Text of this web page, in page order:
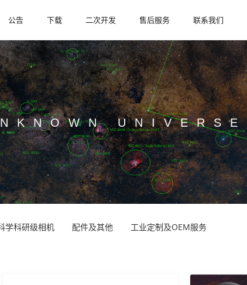
公告 下载 二次开发 售后服务 联系我们
UNIVERSE
学科研级相机 配件及其他 工业定制及OEM服务